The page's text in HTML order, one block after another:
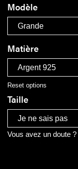
Modèle
Matière
Reset options
Taille
Vous avez un doute ?